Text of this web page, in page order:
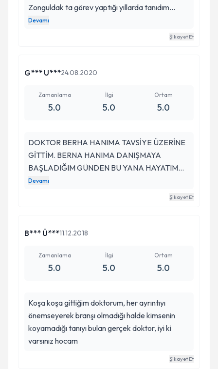
Zonguldak ta görev yaptığı yıllarda tanıdım
kendisini. Bir iki seanstan sonra doktora değil de
çok özlediğiniz, sarılmak istediğiniz bir dostunuza
düşüncelerinizi o dillendiriveriyor. Şu an ona o
İstanbul'dayım. Çok şanslısın Kocaeli.
Devamı
Şikayet Et
G*** U***24.08.2020
Zamanlama
5.0
İlgi
5.0
Ortam
5.0
DOKTOR BERHA HANIMA TAVSİYE ÜZERİNE
GİTTİM. BERNA HANIMA DANIŞMAYA
BAŞLADIĞIM GÜNDEN BU YANA HAYATIM
DÜZENE GİRDİ. KENDİSİ ÇOK İLGİLİ VE HİÇ
BIKMADAN USANMADAN DİNLİYOR, HİÇTE
KENDİLERİDE HASTA OLMUŞ GİBİ DİNLİYOR,
SAATİNDE ARARSANIZ ARAYIN MUTLAKA
GERİ DÖNÜŞ YAPIYOR. BEN KENDİSİNDEN
DANIŞMAK İSTEYENLERE ŞİDDETLE
TAVSİYE EDİYORUM. ALLAH RAZI OLSUN
KENDİSİNDEN.
Devamı
Şikayet Et
B*** Ü***11.12.2018
Zamanlama
5.0
İlgi
5.0
Ortam
5.0
Koşa koşa gittiğim doktorum, her ayrıntıyı
önemseyerek branşı olmadığı halde kimsenin
koyamadığı tanıyı bulan gerçek doktor, iyi ki
varsınız hocam
Şikayet Et